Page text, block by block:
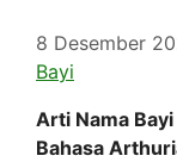
8 Desember
Bayi
Arti Nama
Bahasa